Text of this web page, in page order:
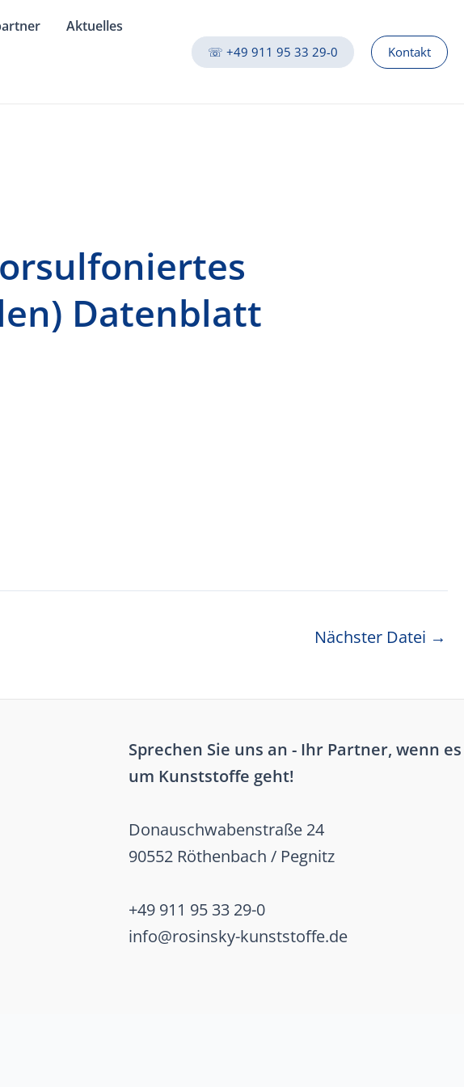
Aktuelles
☏ +49 911 95 33 29-0 Kontakt
Datenblatt
Nächster Datei →
Sprechen Sie uns an - Ihr Partner, wenn es
um Kunststoffe geht!
Donauschwabenstraße 24
90552 Röthenbach / Pegnitz
+49 911 95 33 29-0
info@rosinsky-kunststoffe.de